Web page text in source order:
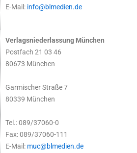
E-Mail: info@blmedien.de
Verlagsniederlassung München
Postfach 21 03 46
80673 München
Garmischer Straße 7
80339 München
Tel.: 089/37060-0
Fax: 089/37060-111
E-Mail: muc@blmedien.de